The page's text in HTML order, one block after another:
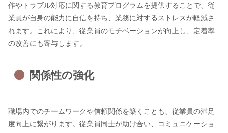
作やトラブル対応に関する教育プログラムを提供することで、従
業員が自身の能力に自信を持ち、業務に対するストレスが軽減さ
れます。これにより、従業員のモチベーションが向上し、定着率
の改善にも寄与します。
関係性の強化
職場内でのチームワークや信頼関係を築くことも、従業員の満足
度向上に繋がります。従業員同士が助け合い、コミュニケーショ